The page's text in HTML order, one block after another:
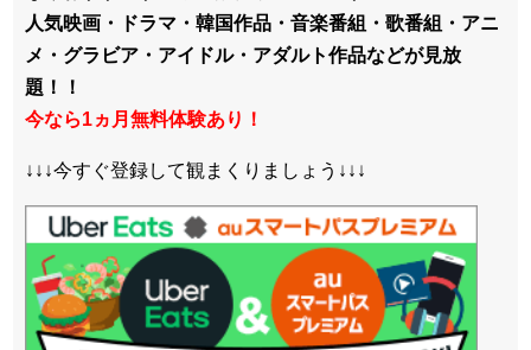
人気映画・ドラマ・韓国作品・音楽番組・歌番組・アニ
メ・グラビア・アイドル・アダルト作品などが見放
題！！
今なら1ヵ月無料体験あり！
↓↓↓今すぐ登録して観まくりましょう↓↓↓